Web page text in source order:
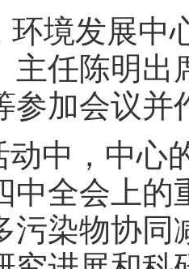
环境发展中
主任陈明出
参加会议并
动中，中心
中全会上
污染物协同